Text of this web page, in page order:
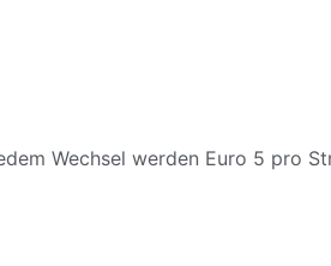
Wechsel werden Euro 5 pro